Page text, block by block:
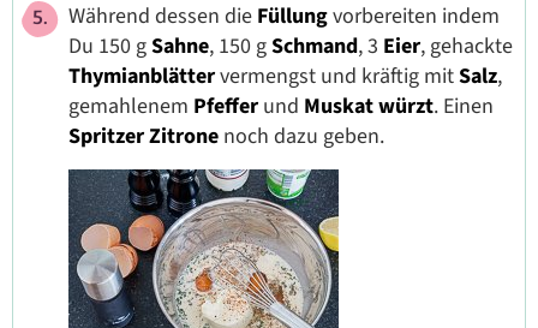
Während dessen die Füllungvorbereiten indem
Du 150 gSahne, 150 gSchmand, 3 Eier, gehackte
Thymianblättervermengst und kräftig mitSalz,
gemahlenem Pfeffer und Muskat würzt. Einen
Spritzer Zitrone noch dazu geben.